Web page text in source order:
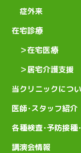
症外来
在宅診療
在宅医療
居宅介護支援
当クリニックにつ
医師･スタッフ紹介
各種検査･予防接種
講演会情報